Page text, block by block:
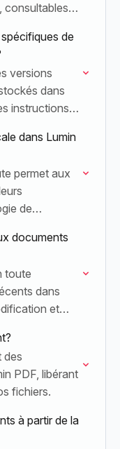
consultables
de
versions
dans
instructions
dans Lumin
permet aux
de
documents
toute
dans
et
des
PDF, libérant
fichiers.
à partir de la